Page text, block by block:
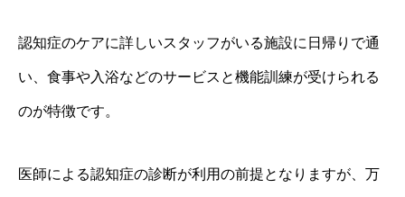
認知症のケアに詳しいスタッフがいる施設に日帰りで通
い、食事や入浴などのサービスと機能訓練が受けられる
のが特徴です。
医師による認知症の診断が利用の前提となりますが、万